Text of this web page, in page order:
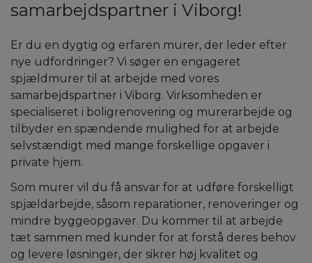
samarbejdspartner i Viborg!
Er du en dygtig og erfaren murer, der leder efter
nye udfordringer? Vi søger en engageret
spjældmurer til at arbejde med vores
samarbejdspartner i Viborg. Virksomheden er
specialiseret i boligrenovering og murerarbejde og
tilbyder en spændende mulighed for at arbejde
selvstændigt med mange forskellige opgaver i
private hjem.
Som murer vil du få ansvar for at udføre forskelligt
spjældarbejde, såsom reparationer, renoveringer og
mindre byggeopgaver. Du kommer til at arbejde
tæt sammen med kunder for at forstå deres behov
og levere løsninger, der sikrer høj kvalitet og